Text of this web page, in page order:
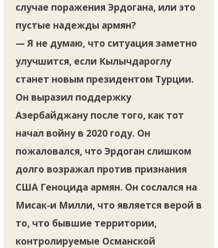
случае поражения Эрдогана, или это
пустые надежды армян?
— Я не думаю, что ситуация заметно
улучшится, если Кылычдароглу
станет новым президентом Турции.
Он выразил поддержку
Азербайджану после того, как тот
начал войну в 2020 году. Он
пожаловался, что Эрдоган слишком
долго возражал против признания
США Геноцида армян. Он сослался на
Мисак-и Милли, что является верой в
то, что бывшие территории,
контролируемые Османской